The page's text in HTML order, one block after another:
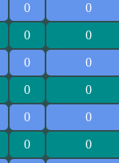
0
0
0
0
0
0
0
0
0
0
0
0